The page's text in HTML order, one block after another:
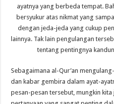
ayatnya yang berbeda tempat.
bersyukur atas nikmat yang
dengan jeda-jeda yang cukup
lainnya. Tak lain pengulangan
tentang pentingnya
Sebagaimana al-Qur’an
dan kabar gembira dalam ayat-
pesan-pesan tersebut, mungkin